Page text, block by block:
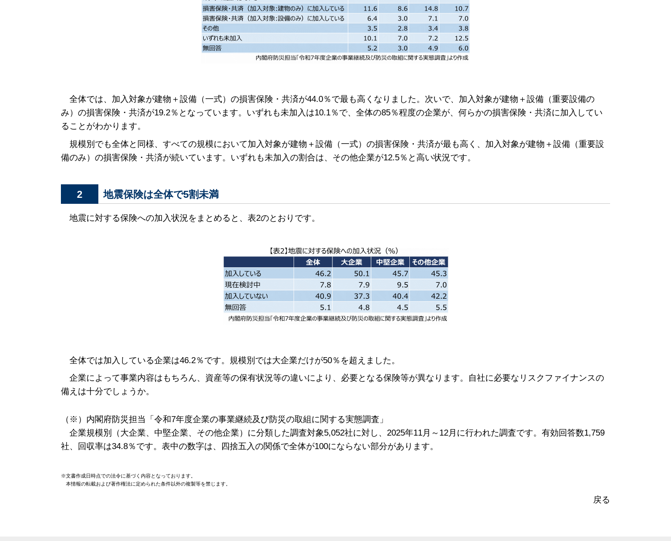
全体では、加入対象が建物＋設備（一式）の損害保険・共済が44.0％で最も高くなりました。次いで、加入対象が建物＋設備（重要設備の
み）の損害保険・共済が19.2％となっています。いずれも未加入は10.1％で、全体の85％程度の企業が、何らかの損害保険・共済に加入してい
ることがわかります。
規模別でも全体と同様、すべての規模において加入対象が建物＋設備（一式）の損害保険・共済が最も高く、加入対象が建物＋設備（重要設
備のみ）の損害保険・共済が続いています。いずれも未加入の割合は、その他企業が12.5％と高い状況です。
2 地震保険は全体で5割未満
地震に対する保険への加入状況をまとめると、表2のとおりです。
全体では加入している企業は46.2％です。規模別では大企業だけが50％を超えました。
企業によって事業内容はもちろん、資産等の保有状況等の違いにより、必要となる保険等が異なります。自社に必要なリスクファイナンスの
備えは十分でしょうか。
（※）内閣府防災担当「 令和7年度企業の事業継続及び防災の取組に関する実態調査 」
企業規模別（大企業、中堅企業、その他企業）に分類した調査対象5,052社に対し、2025年11月～12月に行われた調査です。有効回答数1,759
社、回収率は34.8％です。表中の数字は、四捨五入の関係で全体が100にならない部分があります。
※文書作成日時点での法令に基づく内容となっております。
本情報の転載および著作権法に定められた条件以外の複製等を禁じます。
戻る